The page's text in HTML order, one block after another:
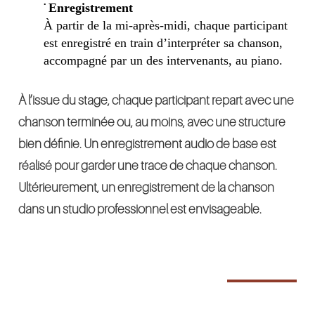
•Enregistrement
À partir de la mi-après-midi, chaque participant
est enregistré en train d’interpréter sa chanson,
accompagné parun des intervenants,au piano.
À l’issue du stage, chaque participant repart avec une
chansonterminée ou, au moins,avec unestructure
bien définie. Un enregistrement audio de base est
réalisé pour garder une trace de chaque chanson.
Ultérieurement, un enregistrement de la chanson
dans un studio professionnel est envisageable.